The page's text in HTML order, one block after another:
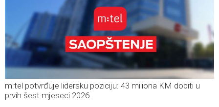
m:tel potvrđuje lidersku poziciju: 43 miliona KM dobiti u
prvih šest mjeseci 2026.